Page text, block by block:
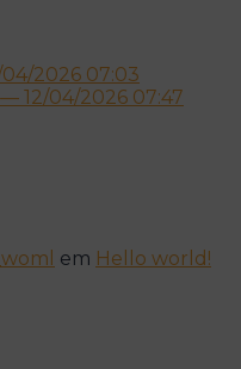
2026 07:03
12/04/2026 07:47
em Hello world!